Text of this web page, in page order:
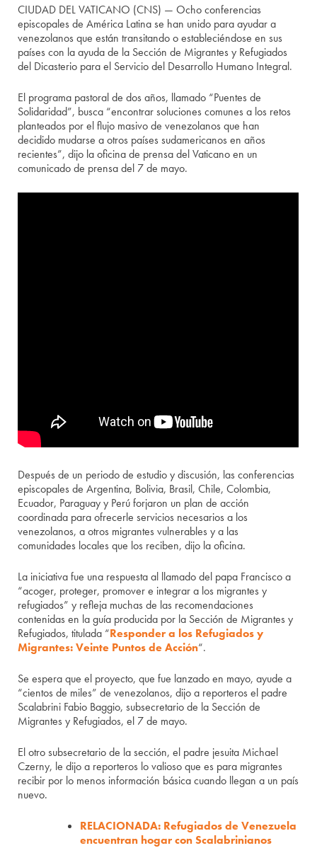
CIUDAD DEL VATICANO (CNS) — Ocho conferencias
episcopales de América Latina se han unido para ayudar a
venezolanos que están transitando o estableciéndose en sus
países con la ayuda de la Sección de Migrantes y Refugiados
del Dicasterio para el Servicio del Desarrollo Humano Integral.
El programa pastoral de dos años, llamado “Puentes de
Solidaridad”, busca “encontrar soluciones comunes a los retos
planteados por el flujo masivo de venezolanos que han
decidido mudarse a otros países sudamericanos en años
recientes”, dijo la oficina de prensa del Vaticano en un
comunicado de prensa del 7 de mayo.
Después de un periodo de estudio y discusión, las conferencias
episcopales de Argentina, Bolivia, Brasil, Chile, Colombia,
Ecuador, Paraguay y Perú forjaron un plan de acción
coordinada para ofrecerle servicios necesarios a los
venezolanos, a otros migrantes vulnerables y a las
comunidades locales que los reciben, dijo la oficina.
La iniciativa fue una respuesta al llamado del papa Francisco a
“acoger, proteger, promover e integrar a los migrantes y
refugiados” y refleja muchas de las recomendaciones
contenidas en la guía producida por la Sección de Migrantes y
Refugiados, titulada “Responder a los Refugiados y
Migrantes: Veinte Puntos de Acción“.
Se espera que el proyecto, que fue lanzado en mayo, ayude a
“cientos de miles” de venezolanos, dijo a reporteros el padre
Scalabrini Fabio Baggio, subsecretario de la Sección de
Migrantes y Refugiados, el 7 de mayo.
El otro subsecretario de la sección, el padre jesuita Michael
Czerny, le dijo a reporteros lo valioso que es para migrantes
recibir por lo menos información básica cuando llegan a un país
nuevo.
RELACIONADA: Refugiados de Venezuela
encuentran hogar con Scalabrinianos